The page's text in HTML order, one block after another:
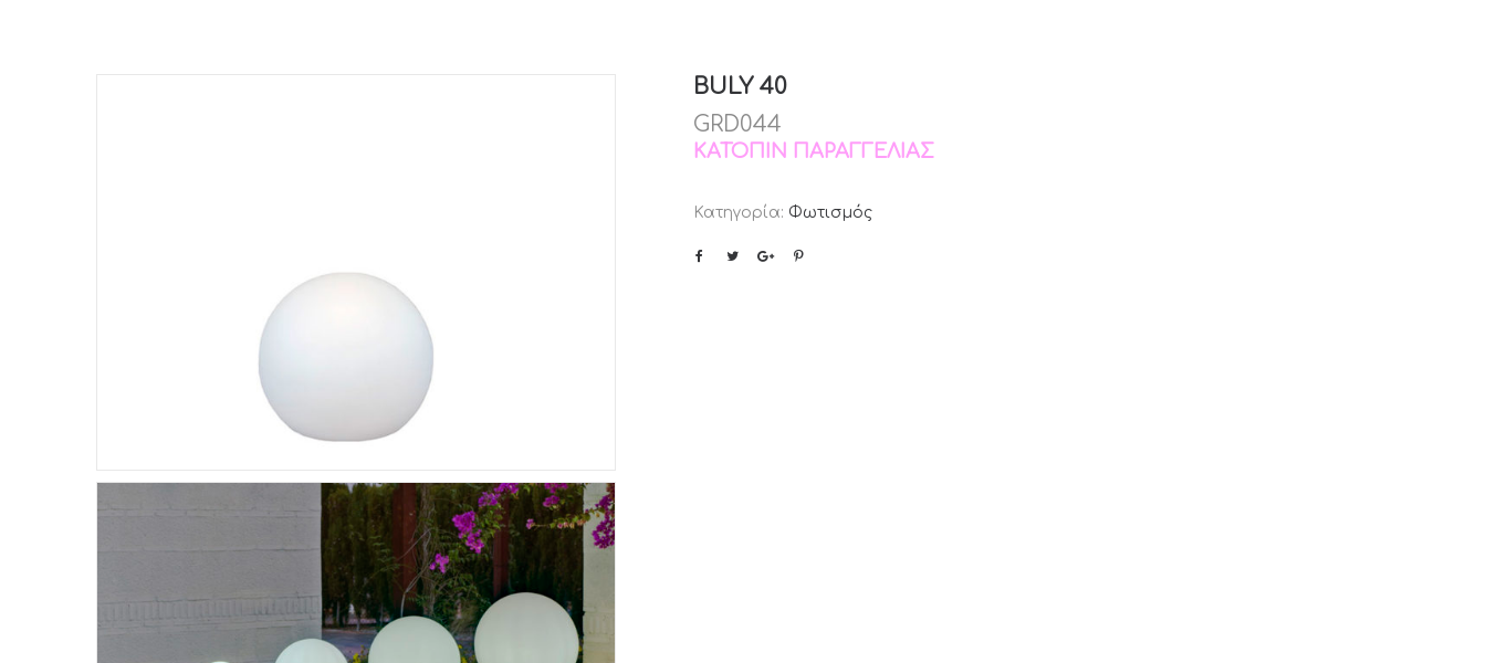
BULY 40
GRD044
ΚΑΤΌΠΙΝ ΠΑΡΑΓΓΕΛΊΑΣ
Κατηγορία: Φωτισμός